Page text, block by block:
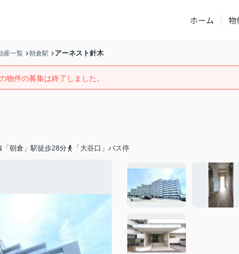
ホーム 物
産一覧 朝倉駅 アーネスト針木
物件の募集は終了しました。
「朝倉」駅徒歩28分 「大谷口」バス停